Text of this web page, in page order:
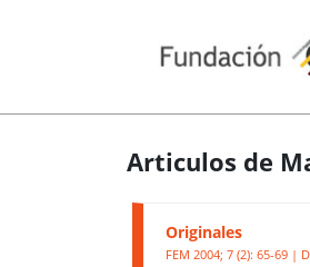
Articulos de
Originales
FEM 2004; 7 (2): 65-69 |